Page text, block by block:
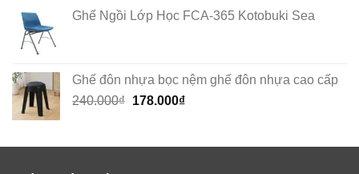
Ghế Ngồi Lớp Học FCA-365 Kotobuki Sea
Ghế đôn nhựa bọc nệm ghế đôn nhựa cao cấp
240.000₫ Original
240.000₫.
178.000₫Current
178.000₫.